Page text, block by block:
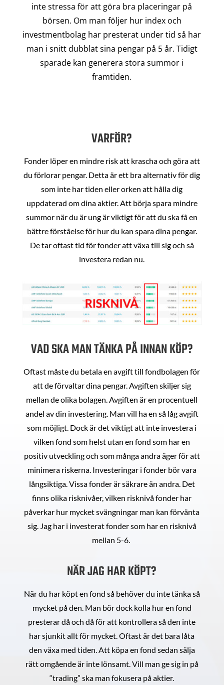
inte stressa för att göra bra placeringar på
börsen. Om man följer hur index och
investmentbolag har presterat under tid så har
man i snitt dubblat sina pengar på 5 år. Tidigt
sparade kan generera stora summor i
framtiden.
VARFÖR?
Fonder löper en mindre risk att krascha och göra att
du förlorar pengar. Detta är ett bra alternativ för dig
som inte har tiden eller orken att hålla dig
uppdaterad om dina aktier. Att börja spara mindre
summor när du är ung är viktigt för att du ska få en
bättre förståelse för hur du kan spara dina pengar.
De tar oftast tid för fonder att växa till sig och så
investera redan nu.
VAD SKA MAN TÄNKA PÅ INNAN KÖP?
Oftast måste du betala en avgift till fondbolagen för
att de förvaltar dina pengar. Avgiften skiljer sig
mellan de olika bolagen. Avgiften är en procentuell
andel av din investering. Man vill ha en så låg avgift
som möjligt. Dock är det viktigt att inte investera i
vilken fond som helst utan en fond som har en
positiv utveckling och som många andra äger för att
minimera riskerna. Investeringar i fonder bör vara
långsiktiga. Vissa fonder är säkrare än andra. Det
finns olika risknivåer, vilken risknivå fonder har
påverkar hur mycket svängningar man kan förvänta
sig. Jag har i investerat fonder som har en risknivå
mellan 5-6.
NÄR JAG HAR KÖPT?
När du har köpt en fond så behöver du inte tänka så
mycket på den. Man bör dock kolla hur en fond
presterar då och då för att kontrollera så den inte
har sjunkit allt för mycket. Oftast är det bara låta
den växa med tiden. Att köpa en fond sedan sälja
rätt omgående är inte lönsamt. Vill man ge sig in på
“trading” ska man fokusera på aktier.